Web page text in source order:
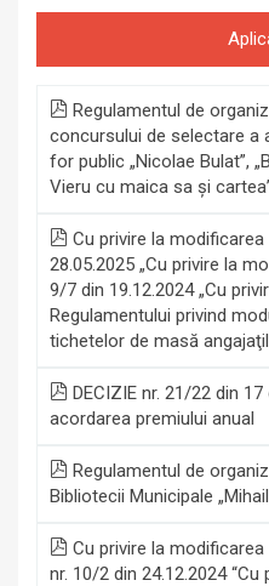
Regulamentul de
concursului de selectare a
for public „Nicolae Bulat”,
Vieru cu maica sa și
Cu privire la
28.05.2025 „Cu privire la
9/7 din 19.12.2024 „Cu
Regulamentului privind
tichetelor de masă
DECIZIE nr. 21/22 din
acordarea premiului anual
Regulamentul de
Bibliotecii Municipale
Cu privire la
nr. 10/2 din 24.12.2024